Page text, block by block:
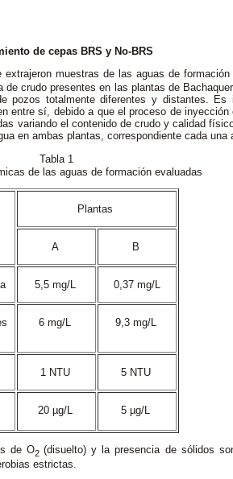
de cepas BRS y No-BRS
extrajeron muestras de las aguas de formación
crudo presentes en las plantas de
pozos totalmente diferentes y distantes. Es
entre sí, debido a que el proceso de
variando el contenido de crudo y calidad
en ambas plantas, correspondiente cada una
Tabla 1
de las aguas de formación evaluadas
Plantas
A B
5,5 mg/L 0,37 mg/L
6 mg/L 9,3 mg/L
1 NTU 5 NTU
20 µg/L 5 µg/L
de O2(disuelto) y la presencia de sólidos
estrictas.